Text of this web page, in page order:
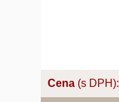
Cena (s DPH):